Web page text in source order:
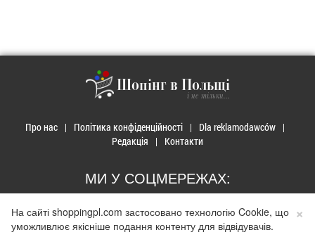
Шопінг в Польщі
і не тільки...
Про нас Політика конфіденційності
Dla reklamodawców
Редакція
Контакти
МИ У СОЦМЕРЕЖАХ:
×
На сайті shoppingpl.com застосовано технологію Cookie, що
уможливлює якісніше подання контенту для відвідувачів.